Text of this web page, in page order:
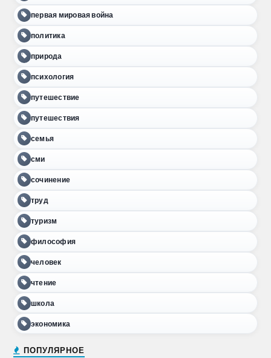
первая мировая война
политика
природа
психология
путешествие
путешествия
семья
сми
сочинение
труд
туризм
философия
человек
чтение
школа
экономика
ПОПУЛЯРНОЕ